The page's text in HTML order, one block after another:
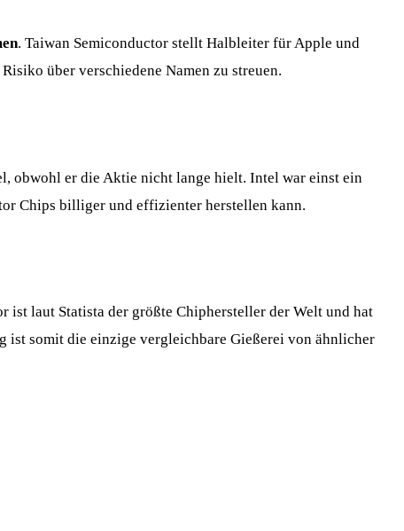
. Taiwan Semiconductor stellt Halbleiter für Apple und
über verschiedene Namen zu streuen.
obwohl er die Aktie nicht lange hielt. Intel war einst ein
Chips billiger und effizienter herstellen kann.
ist laut Statista der größte Chiphersteller der Welt und hat
ist somit die einzige vergleichbare Gießerei von ähnlicher